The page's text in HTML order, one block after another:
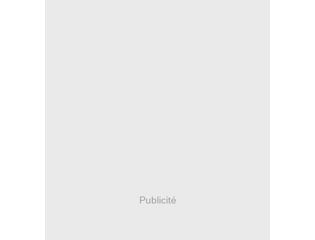
Publicité